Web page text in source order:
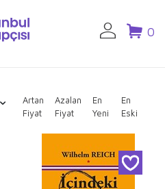
0
Artan
Fiyat
Azalan
Fiyat
En
Yeni
En
Eski